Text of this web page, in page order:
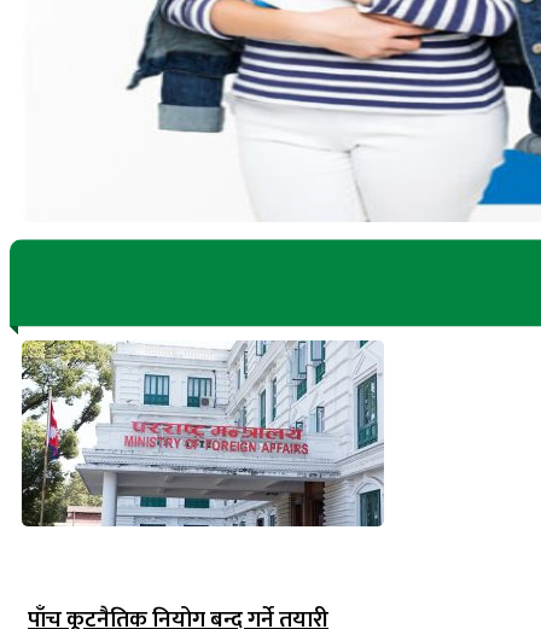
पाँच कूटनैतिक नियोग बन्द गर्ने तयारी